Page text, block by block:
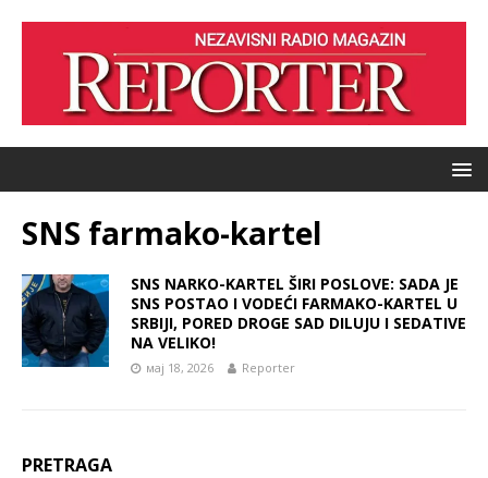
SNS farmako-kartel
SNS NARKO-KARTEL ŠIRI POSLOVE: SADA JE
SNS POSTAO I VODEĆI FARMAKO-KARTEL U
SRBIJI, PORED DROGE SAD DILUJU I SEDATIVE
NA VELIKO!
мај 18, 2026 Reporter
PRETRAGA